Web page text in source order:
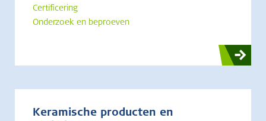
Certificering
Onderzoek en beproeven
Keramische producten en